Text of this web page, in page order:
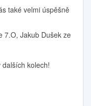
také velmi úspěšně
7.O, Jakub Dušek ze
kolech!